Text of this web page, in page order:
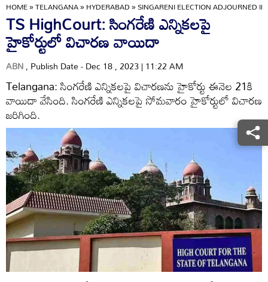
HOME»TELANGANA»HYDERABAD»SINGARENI ELECTION ADJOURNED
TS HighCourt: సింగరేణి ఎన్నికలపై
హైకోర్టులో విచారణ వాయిదా
ABN, Publish Date - Dec 18 , 2023 | 11:22 AM
Telangana: సింగరేణి ఎన్నికలపై విచారణను హైకోర్టు ఈనెల 21కి
వాయిదా వేసింది. సింగరేణి ఎన్నికలపై సోమవారం హైకోర్టులో విచారణ
జరిగింది.